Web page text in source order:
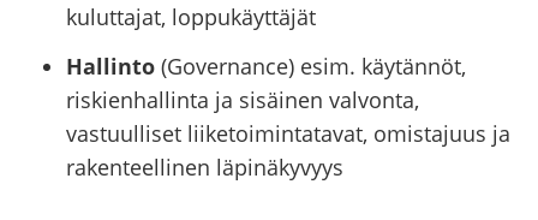
kuluttajat, loppukäyttäjät
Hallinto (Governance) esim. käytännöt,
riskienhallinta ja sisäinen valvonta,
vastuulliset liiketoimintatavat, omistajuus ja
rakenteellinen läpinäkyvyys